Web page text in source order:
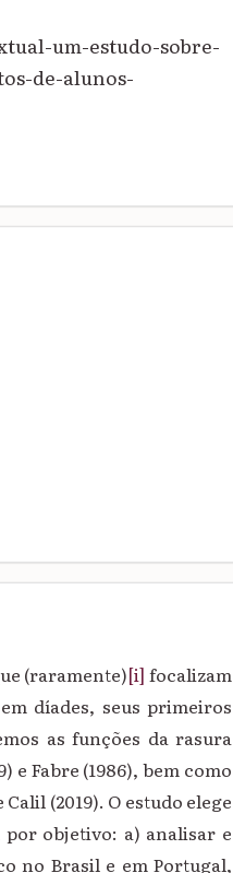
um-estudo-sobre-
de-alunos-
(raramente)[i] focalizam
díades, seus primeiros
as funções da rasura
e Fabre (1986), bem como
(2019). O estudo elege
por objetivo: a) analisar e
no Brasil e em Portugal,